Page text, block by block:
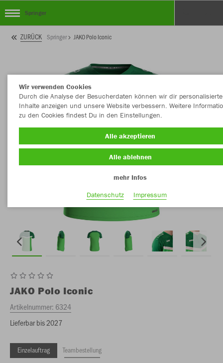
Springer
ZURÜCK Springer JAKO Polo Iconic
JAKO Polo Iconic
Artikelnummer: 6324
Lieferbar bis 2027
Einzelauftrag Teambestellung
Wir verwenden Cookies
Durch die Analyse der Besucherdaten können wir dir personalisierte
Inhalte anzeigen und unsere Website verbessern. Weitere
zu den Cookies findest Du in den Einstellungen.
Alle akzeptieren
Alle ablehnen
mehr Infos
Datenschutz
Impressum